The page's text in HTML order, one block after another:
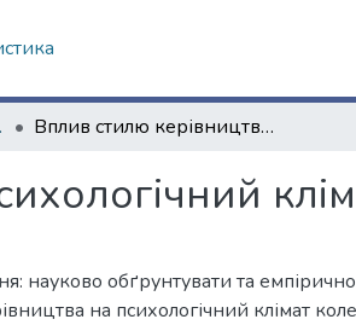
академія» Вплив стилю керівництва на психологічний клімат колективу
науково обґрунтувати та
на психологічний клімат